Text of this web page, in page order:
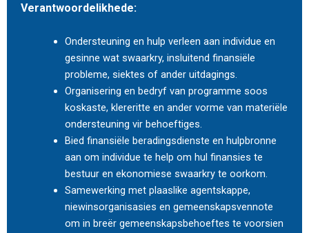
Verantwoordelikhede:
Ondersteuning en hulp verleen aan individue en
gesinne wat swaarkry, insluitend finansiële
probleme, siektes of ander uitdagings.
Organisering en bedryf van programme soos
koskaste, klereritte en ander vorme van materiële
ondersteuning vir behoeftiges.
Bied finansiële beradingsdienste en hulpbronne
aan om individue te help om hul finansies te
bestuur en ekonomiese swaarkry te oorkom.
Samewerking met plaaslike agentskappe,
niewinsorganisasies en gemeenskapsvennote
om in breër gemeenskapsbehoeftes te voorsien